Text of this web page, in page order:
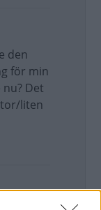
den
för min
Det
liten